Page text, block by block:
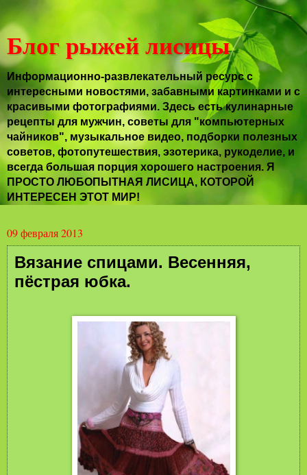
Блог рыжей лисицы
Информационно-развлекательный ресурс с
интересными новостями, забавными картинками и с
красивыми фотографиями. Здесь есть кулинарные
рецепты для мужчин, советы для "компьютерных
чайников", музыкальное видео, подборки полезных
советов, фотопутешествия, эзотерика, рукоделие, и
всегда большая порция хорошего настроения. Я
ПРОСТО ЛЮБОПЫТНАЯ ЛИСИЦА, КОТОРОЙ
ИНТЕРЕСЕН ЭТОТ МИР!
09 февраля 2013
Вязание спицами. Весенняя,
пёстрая юбка.